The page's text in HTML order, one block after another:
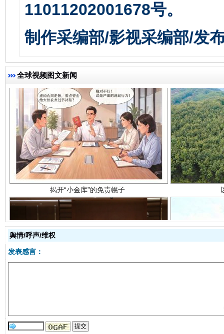
11011202001678号。
制作采编部/影视采编部/发
全球视频图文新闻
揭开“小金库”的免责幌子
舆情/呼声/维权
发表感言：